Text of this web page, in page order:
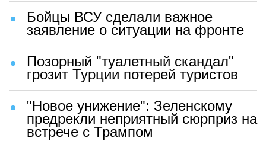
Бойцы ВСУ сделали важное
заявление о ситуации на фронте
Позорный "туалетный скандал"
грозит Турции потерей туристов
"Новое унижение": Зеленскому
предрекли неприятный сюрприз на
встрече с Трампом